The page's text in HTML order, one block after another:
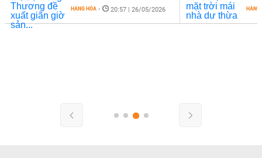
HÀNG
HÀNG HÓA - 20:57 | 26/05/2026